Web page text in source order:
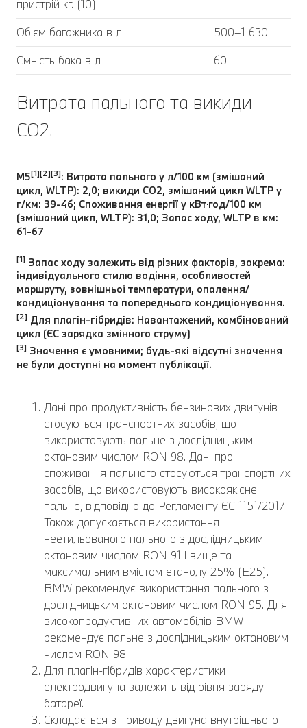
пристрій кг. (10)
Об'єм багажника в л
500–1 630
Ємність бака в л
60
Витрата пального та викиди
CO2.
M5[1][2][3]: Витрата пального у л/100 км (змішаний
цикл, WLTP): 2,0; викиди CO2, змішаний цикл WLTP у
г/км: 39-46; Споживання енергії у кВт⋅год/100 км
(змішаний цикл, WLTP): 31,0; Запас ходу, WLTP в км:
61-67
[1] Запас ходу залежить від різних факторів, зокрема:
індивідуального стилю водіння, особливостей
маршруту, зовнішньої температури, опалення/
кондиціонування та попереднього кондиціонування.
[2] Для плагін-гібридів: Навантажений, комбінований
цикл (ЄC зарядка змінного струму)
[3] Значення є умовними; будь-які відсутні значення
не були доступні на момент публікації.
Дані про продуктивність бензинових двигунів
стосуються транспортних засобів, що
використовують пальне з дослідницьким
октановим числом RON 98. Дані про
споживання пального стосуються транспортних
засобів, що використовують високоякісне
пальне, відповідно до Регламенту ЄС 1151/2017.
Також допускається використання
неетильованого пального з дослідницьким
октановим числом RON 91 і вище та
максимальним вмістом етанолу 25% (E25).
BMW рекомендує використання пального з
дослідницьким октановим числом RON 95. Для
високопродуктивних автомобілів BMW
рекомендує пальне з дослідницьким октановим
числом RON 98.
Для плагін-гібридів характеристики
електродвигуна залежить від рівня заряду
батареї.
Складається з приводу двигуна внутрішнього